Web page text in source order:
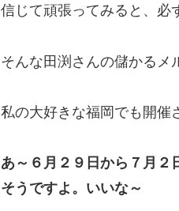
信じて頑張ってみると、必
そんな田渕さんの儲かるメ
私の大好きな福岡でも開催
あ～６月２９日から７月２
そうですよ。いいな～